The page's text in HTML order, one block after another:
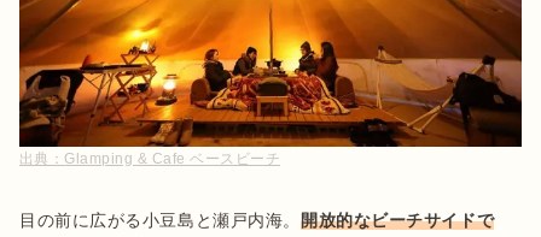
出典： Glamping & Cafe ベースビーチ
目の前に広がる小豆島と瀬戸内海。 開放的なビーチサイドで